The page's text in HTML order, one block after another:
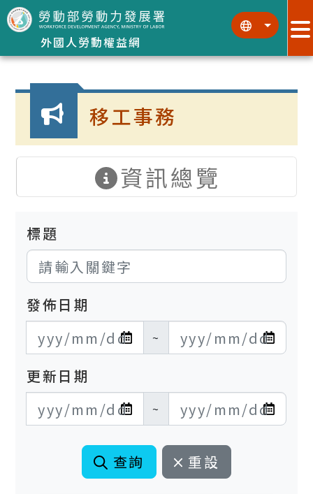
跳到主要內容區塊
外國人勞動權益網
::: :::
:::
移工事務
資訊總覽
標題
發佈日期
發布日期開始
~
發布日期結束
更新日期
更新日期開始
~
更新日期結束
查詢 重設